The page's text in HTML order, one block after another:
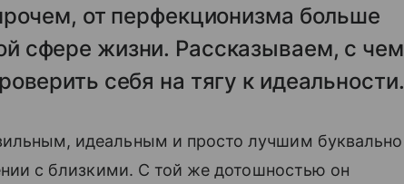
от перфекционизма больше
сфере жизни. Рассказываем, с чем
себя на тягу к идеальности.
идеальным и просто лучшим буквально
с близкими. С той же дотошностью он